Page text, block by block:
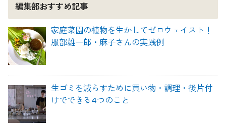
編集部おすすめ記事
家庭菜園の植物を生かしてゼロウェイスト！
服部雄一郎・麻子さんの実践例
生ゴミを減らすために買い物・調理・後片付
けでできる4つのこと